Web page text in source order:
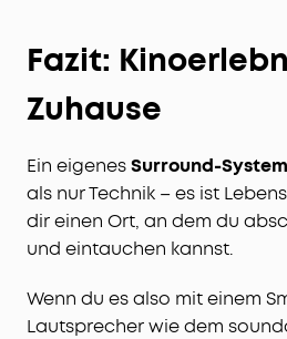
Fazit:
Zuhause
Ein eigenesSurround-System
als nur Technik – es ist
dir einen Ort, an dem du
und eintauchen kannst.
Wenn du es also mit einem
Lautsprecher wie dem